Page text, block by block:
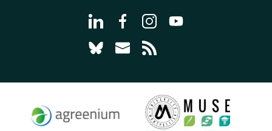
Go to page Follow us on LinkedIn -
Go to page Follow us on
Go to page Follow us on
Go to page Follow
Go to page Follow us on Bluesky -
Go to page Contact us - CIRAD